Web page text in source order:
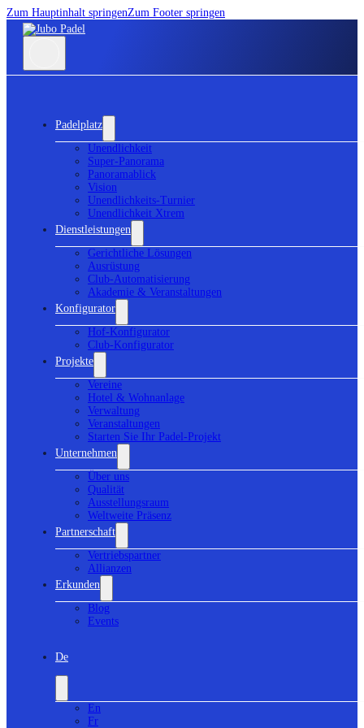
Zum Hauptinhalt springenZum Footer springen
Padelplatz
Unendlichkeit
Super-Panorama
Panoramablick
Vision
Unendlichkeits-Turnier
Unendlichkeit Xtrem
Dienstleistungen
Gerichtliche Lösungen
Ausrüstung
Club-Automatisierung
Akademie & Veranstaltungen
Konfigurator
Hof-Konfigurator
Club-Konfigurator
Projekte
Vereine
Hotel & Wohnanlage
Verwaltung
Veranstaltungen
Starten Sie Ihr Padel-Projekt
Unternehmen
Über uns
Qualität
Ausstellungsraum
Weltweite Präsenz
Partnerschaft
Vertriebspartner
Allianzen
Erkunden
Blog
Events
De
En
Fr